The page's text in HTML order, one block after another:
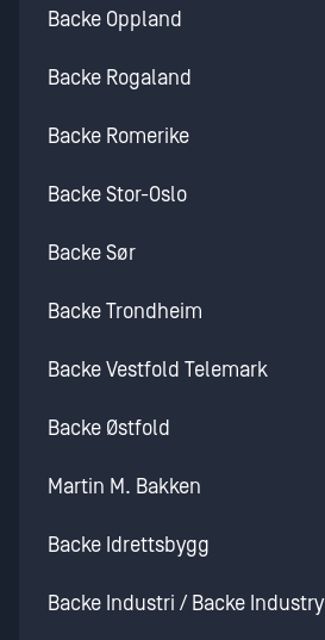
Backe Oppland
Backe Rogaland
Backe Romerike
Backe Stor-Oslo
Backe Sør
Backe Trondheim
Backe Vestfold Telemark
Backe Østfold
Martin M. Bakken
Backe Idrettsbygg
Backe Industri / Backe Industry